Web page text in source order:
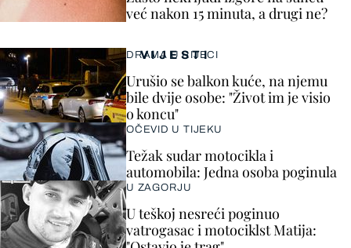
VIJESTI
DRAMA U RIJECI
Urušio se balkon kuće, na njemu
bile dvije osobe: "Život im je visio
o koncu"
OČEVID U TIJEKU
Težak sudar motocikla i
automobila: Jedna osoba poginula
U ZAGORJU
U teškoj nesreći poginuo
vatrogasac i motociklst Matija:
već nakon 15 minuta, a drugi ne?